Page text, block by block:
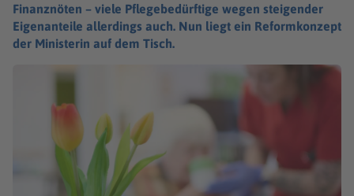
Finanznöten – viele Pflegebedürftige wegen steigender
Eigenanteile allerdings auch. Nun liegt ein Reformkonzept
der Ministerin auf dem Tisch.